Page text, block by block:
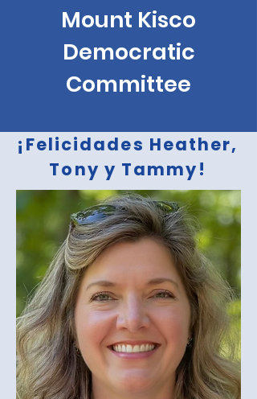
Mount Kisco
Democratic
Committee
¡Felicidades Heather,
Tony y Tammy!